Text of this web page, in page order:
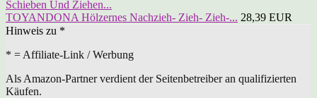
TOYANDONA Hölzernes Nachzieh- Zieh- Zieh-... 28,39 EUR
Hinweis zu *
* = Affiliate-Link / Werbung
Als Amazon-Partner verdient der Seitenbetreiber an qualifizierten
Käufen.